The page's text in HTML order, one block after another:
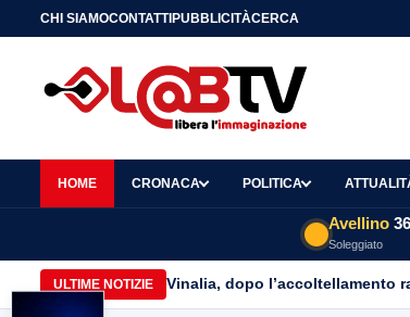
CHI SIAMOCONTATTIPUBBLICITÀCERCA
HOME CRONACA POLITICA
Avellino
Soleggiato
ULTIME NOTIZIE Vinalia, dopo l’accoltellamento